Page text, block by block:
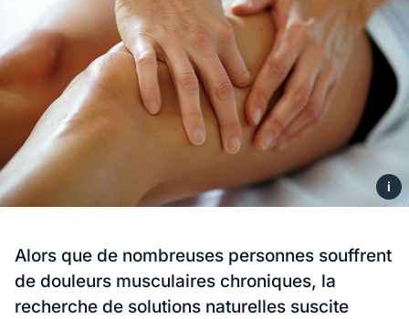
i
Alors que de nombreuses personnes souffrent
de douleurs musculaires chroniques, la
recherche de solutions naturelles suscite